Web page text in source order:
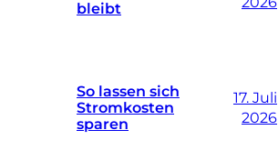
bleibt
So lassen sich
Stromkosten
sparen
17. Juli
2026